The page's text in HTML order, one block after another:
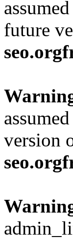
future
version